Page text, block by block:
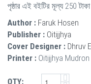
পৃষ্ঠার এই বইটির মূল্য 250
Author : Faruk Hosen
Publisher : Oitijjhya
Cover Designer : Dhruv
Printer : Oitijjhya
QTY: